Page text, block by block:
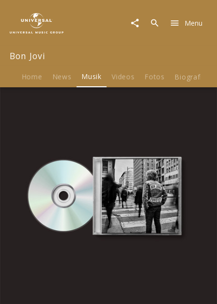
Musik
Forever
Menu
Bon Jovi
Home News Musik Videos Fotos Biografie